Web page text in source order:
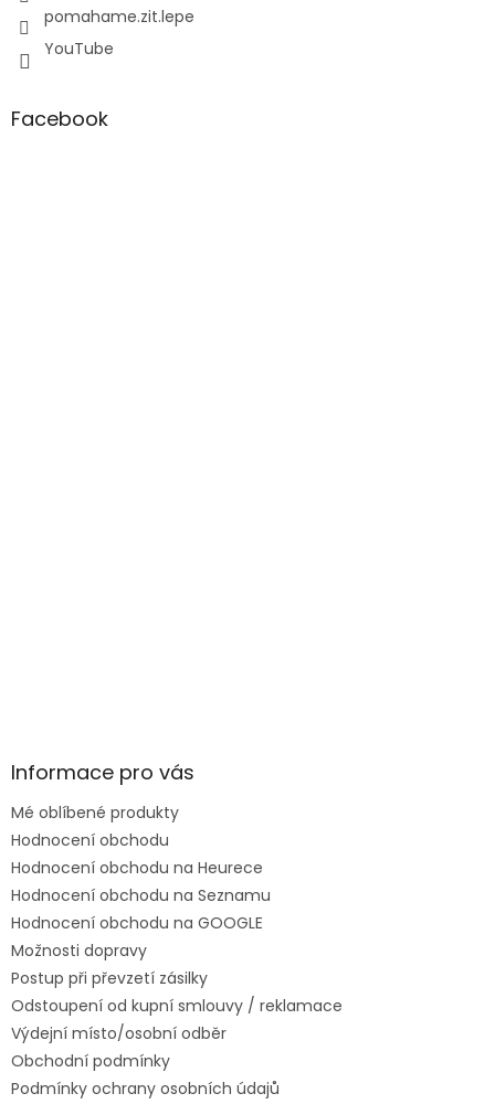
pomahame.zit.lepe
YouTube
Facebook
Informace pro vás
Mé oblíbené produkty
Hodnocení obchodu
Hodnocení obchodu na Heurece
Hodnocení obchodu na Seznamu
Hodnocení obchodu na GOOGLE
Možnosti dopravy
Postup při převzetí zásilky
Odstoupení od kupní smlouvy / reklamace
Výdejní místo/osobní odběr
Obchodní podmínky
Podmínky ochrany osobních údajů